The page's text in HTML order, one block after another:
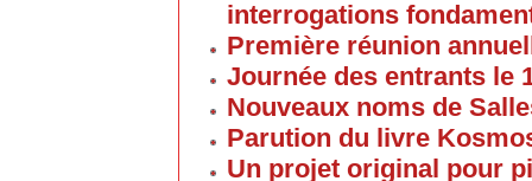
interrogations
Première réunion
Journée des entrants le
Nouveaux noms de
Parution du livre
Un projet original pour